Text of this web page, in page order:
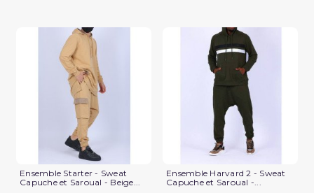
Ensemble Starter - Sweat
Capuche et Saroual - Beige...
Ensemble Harvard 2 - Sweat
Capuche et Saroual -...